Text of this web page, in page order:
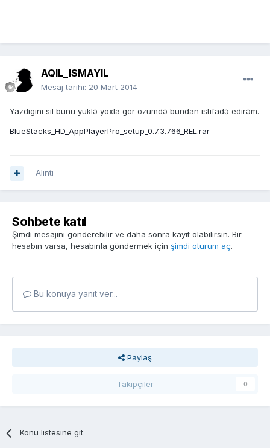
AQIL_ISMAYIL
Mesaj tarihi: 20 Mart 2014
Yazdigini sil bunu yuklə yoxla gör özümdə bundan istifadə edirəm.
BlueStacks_HD_AppPlayerPro_setup_0.7.3.766_REL.rar
Alıntı
Sohbete katıl
Şimdi mesajını gönderebilir ve daha sonra kayıt olabilirsin. Bir
hesabın varsa, hesabınla göndermek için şimdi oturum aç.
Bu konuya yanıt ver...
Paylaş
Takipçiler 0
Konu listesine git